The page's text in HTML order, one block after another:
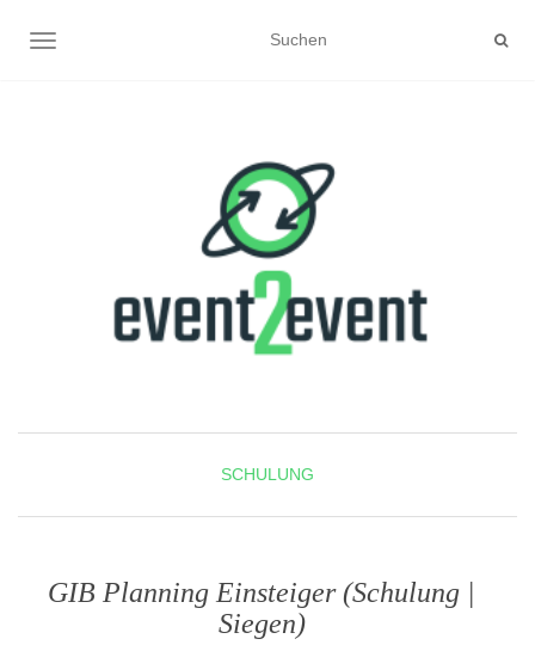
NAVIGATION UMSCHALTEN
SCHULUNG
GIB Planning Einsteiger (Schulung |
Siegen)